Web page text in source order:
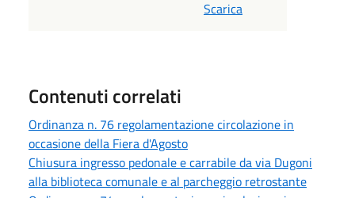
Scarica
Contenuti correlati
Ordinanza n. 76 regolamentazione circolazione in
occasione della Fiera d'Agosto
Chiusura ingresso pedonale e carrabile da via Dugoni
alla biblioteca comunale e al parcheggio retrostante